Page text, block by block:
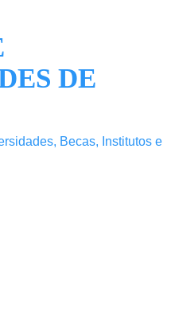
DE
Becas, Institutos e